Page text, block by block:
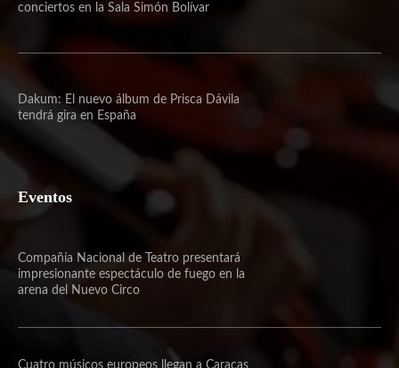
conciertos en la Sala Simón Bolívar
Dakum: El nuevo álbum de Prisca Dávila
tendrá gira en España
Eventos
Compañía Nacional de Teatro presentará
impresionante espectáculo de fuego en la
arena del Nuevo Circo
Cuatro músicos europeos llegan a Caracas